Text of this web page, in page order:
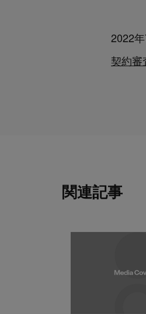
2022
契約
関連記事